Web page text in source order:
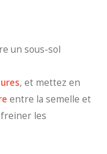
un sous-sol
, et mettez en
entre la semelle et
les